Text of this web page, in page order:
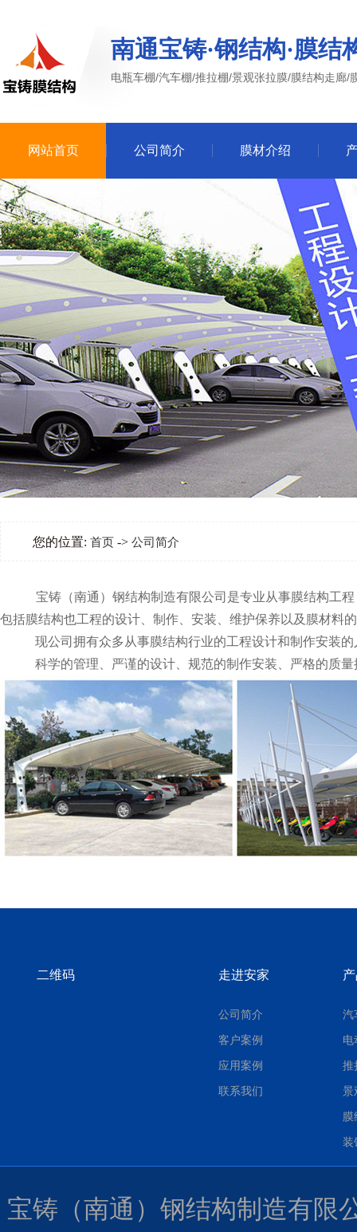
南通宝铸·钢结构·膜结
电瓶车棚/汽车棚/推拉棚/景观张拉膜/膜结构走廊/
网站首页 公司简介 膜材介绍
您的位置: 首页 -> 公司简介
宝铸（南通）钢结构制造有限公司是专业从事膜结构工
包括膜结构也工程的设计、制作、安装、维护保养以及膜材料
现公司拥有众多从事膜结构行业的工程设计和制作安装的
科学的管理、严谨的设计、规范的制作安装、严格的质量
二维码 走进安家
公司简介
客户案例
应用案例
联系我们
汽
电
推
景
膜
装
宝铸（南通）钢结构制造有限